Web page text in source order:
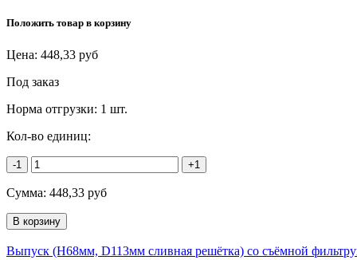
Положить товар в корзину
Цена: 448,33 руб
Под заказ
Норма отгрузки: 1 шт.
Кол-во единиц:
-1 +1
Сумма: 448,33 руб
Выпуск (H68мм, D113мм сливная решётка) со съёмной